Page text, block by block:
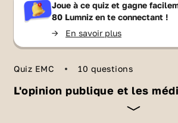
Joue à ce quiz et gagne
80 Lumniz en te connectant !
-> En savoir plus
Quiz EMC 10 questions
L'opinion publique et les